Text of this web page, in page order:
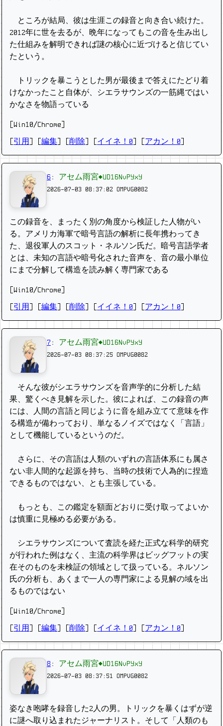
ところが結局、彼は生涯この録音と向き合い続けた。
2012年に世を去るが、晩年になってもこの音を生み出し
た仕組みを解明できれば謎の核心に近づけると信じてい
たという。
トリックを暴こうとした男が最後まで答えにたどり着
けなかったこと自体が、シエラサウンズの一筋縄ではい
かなさを物語っている
[Win10/Chrome]
引用 編集 削除 イイネ！0 アカン！0
6 : アセム雨宮◆UD16NvPYxY
2026-07-03 08:37:02 OMPVG0082
この録音を、まったく別の角度から検証した人物がい
る。アメリカ海軍で暗号言語の解析に長年携わってき
た、退役軍人のスコット・ネルソン氏だ。暗号言語学者
とは、未知の言語や暗号化された音声を、音の最小単位
にまで分解して構造を読み解く専門家である
[Win10/Chrome]
引用 編集 削除 イイネ！0 アカン！0
7 : アセム雨宮◆UD16NvPYxY
2026-07-03 08:37:25 OMPVG0082
そんな彼がシエラサウンズを音声学的に分析した結
果、驚くべき見解を示した。彼によれば、この録音の声
には、人間の言語と同じように音を組み立てて意味を作
る構造が備わっており、単なるノイズではなく「言語」
として機能しているというのだ。
さらに、その言語は人類のいずれの言語体系にも属さ
ない非人間的な起源を持ち、当時の技術で人為的に捏造
できるものではない、とも主張している。
もっとも、この鑑定を額面どおりに受け取ってよいか
は慎重に見極める必要がある。
シエラサウンズについて査読を経た正式な科学的研究
が行われた例はなく、主流の科学界はビッグフットの実
在そのものを未検証の領域として扱っている。ネルソン
氏の分析も、あくまで一人の専門家による見解の域を出
るものではない
[Win10/Chrome]
引用 編集 削除 イイネ！0 アカン！0
8 : アセム雨宮◆UD16NvPYxY
2026-07-03 08:37:51 OMPVG0082
姿なき咆哮を録音した2人の男。トリックを暴くはずが逆
に謎へ取り込まれたジャーナリスト。そして「人類のも